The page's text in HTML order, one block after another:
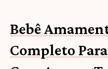
m
e
ç
Bebê
Completo